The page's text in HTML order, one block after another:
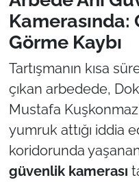
Kamerasında:
Görme Kaybı
Tartışmanın kısa
çıkan arbedede,
Mustafa
yumruk attığı iddia
koridorunda
güvenlik kamerası